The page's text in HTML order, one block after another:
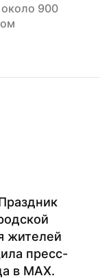
900
жителей
пресс-
в MAX.